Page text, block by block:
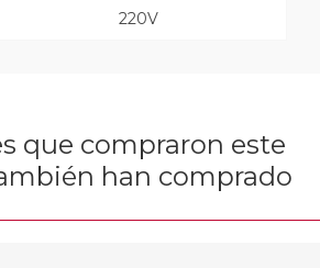
220V
que compraron este
han comprado